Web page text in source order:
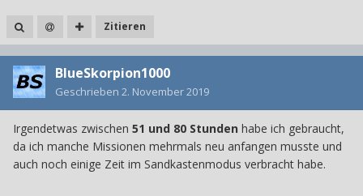
Zitieren
BlueSkorpion1000
Geschrieben 2. November 2019
Irgendetwas zwischen 51 und 80 Stunden habe ich gebraucht,
da ich manche Missionen mehrmals neu anfangen musste und
auch noch einige Zeit im Sandkastenmodus verbracht habe.